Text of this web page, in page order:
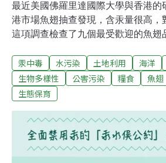
最近美國佛羅里達國際大學與香港的
港市場魚翅抽查發現，含汞量很高，
這項調查檢查了九個最受歡迎的魚翅
準。主要研究者巴西亞（Laura
果令人震驚。汞的平均含量超過香港
～10倍。」科學家對汞的危害還未全
長期接觸汞可傷害中樞神經，造成認
普曼（Demian Chapman）說，含汞
康，還是違法的行為。香港食品摻假
險成分超標的食品將面臨罰款和被起
汞中毒 水污染 土地利用 海洋
生物多樣性
公害污染 糧食 魚翅
生態保育